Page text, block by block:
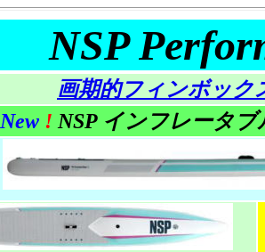
NSP
画期的フィンボック
New! NSP インフレータ